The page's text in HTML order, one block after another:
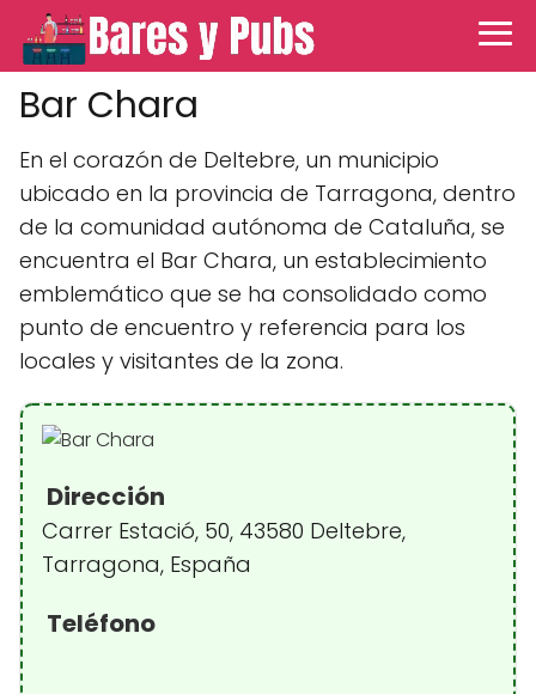
Bar Chara
En el corazón de Deltebre, un municipio
ubicado en la provincia de Tarragona, dentro
de la comunidad autónoma de Cataluña, se
encuentra el Bar Chara, un establecimiento
emblemático que se ha consolidado como
punto de encuentro y referencia para los
locales y visitantes de la zona.
Dirección
Carrer Estació, 50, 43580 Deltebre,
Tarragona, España
Teléfono